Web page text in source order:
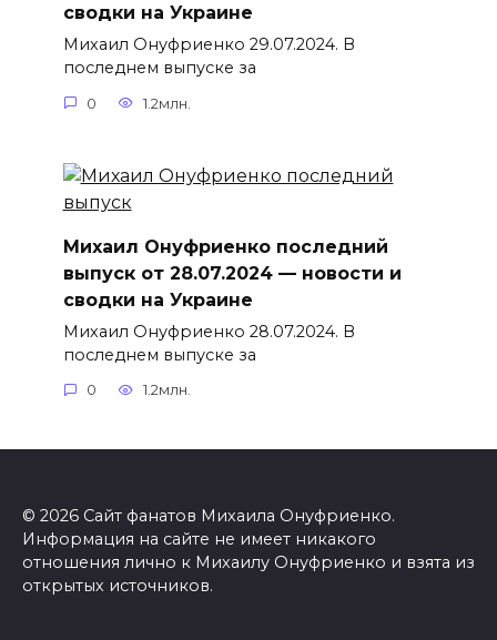
сводки на Украине
Михаил Онуфриенко 29.07.2024. В
последнем выпуске за
0 1.2млн.
Михаил Онуфриенко последний
выпуск от 28.07.2024 — новости и
сводки на Украине
Михаил Онуфриенко 28.07.2024. В
последнем выпуске за
0 1.2млн.
© 2026 Сайт фанатов Михаила Онуфриенко.
Информация на сайте не имеет никакого
отношения лично к Михаилу Онуфриенко и взята из
открытых источников.